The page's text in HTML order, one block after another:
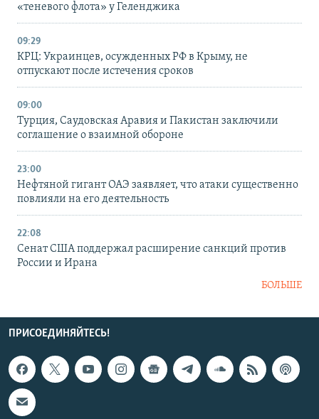
«теневого флота» у Геленджика
09:29
КРЦ: Украинцев, осужденных РФ в Крыму, не
отпускают после истечения сроков
09:00
Турция, Саудовская Аравия и Пакистан заключили
соглашение о взаимной обороне
23:00
Нефтяной гигант ОАЭ заявляет, что атаки существенно
повлияли на его деятельность
22:08
Сенат США поддержал расширение санкций против
России и Ирана
БОЛЬШЕ
ПРИСОЕДИНЯЙТЕСЬ!